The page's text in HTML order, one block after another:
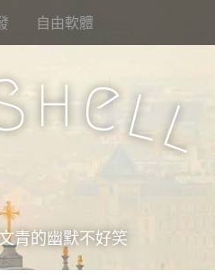
自由軟體
hell
青的幽默不好笑